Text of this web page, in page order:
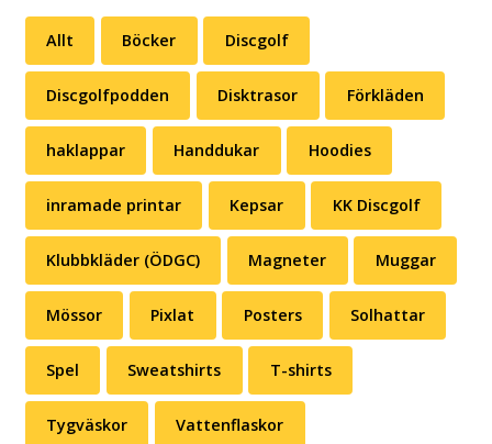
Allt Böcker Discgolf
Discgolfpodden Disktrasor Förkläden
haklappar Handdukar Hoodies
inramade printar Kepsar KK Discgolf
Klubbkläder (ÖDGC) Magneter Muggar
Mössor Pixlat Posters Solhattar
Spel Sweatshirts T-shirts
Tygväskor Vattenflaskor